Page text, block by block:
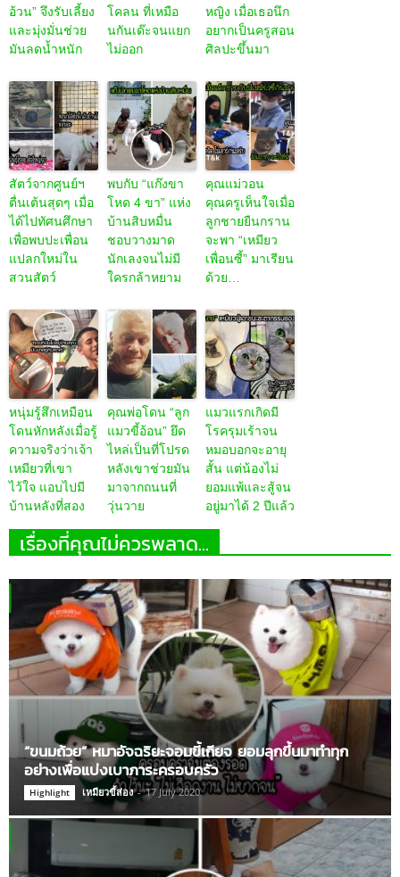
อ้วน” จึงรับเลี้ยง
และมุ่งมั่นช่วย
มันลดน้ำหนัก
โคลน ที่เหมือ
นกันเด๊ะจนแยก
ไม่ออก
หญิง เมื่อเธอนึก
อยากเป็นครูสอน
ศิลปะขึ้นมา
สัตว์จากศูนย์ฯ
ตื่นเต้นสุดๆ เมื่อ
ได้ไปทัศนศึกษา
เพื่อพบปะเพื่อน
แปลกใหม่ใน
สวนสัตว์
พบกับ “แก๊งขา
โหด 4 ขา” แห่ง
บ้านสิบหมื่น
ชอบวางมาด
นักเลงจนไม่มี
ใครกล้าหยาม
คุณแม่วอน
คุณครูเห็นใจเมื่อ
ลูกชายยืนกราน
จะพา “เหมียว
เพื่อนซี้” มาเรียน
ด้วย…
หนุ่มรู้สึกเหมือน
โดนหักหลังเมื่อรู้
ความจริงว่าเจ้า
เหมียวที่เขา
ไว้ใจ แอบไปมี
บ้านหลังที่สอง
คุณพ่อโดน “ลูก
แมวขี้อ้อน” ยึด
ไหล่เป็นที่โปรด
หลังเขาช่วยมัน
มาจากถนนที่
วุ่นวาย
แมวแรกเกิดมี
โรครุมเร้าจน
หมอบอกจะอายุ
สั้น แต่น้องไม่
ยอมแพ้และสู้จน
อยู่มาได้ 2 ปีแล้ว
เรื่องที่คุณไม่ควรพลาด...
“ขนมถ้วย” หมาอัจฉริยะจอมขี้เกียจ ยอมลุกขึ้นมาทำทุก
อย่างเพื่อแบ่งเบาภาระครอบครัว
Highlight เหมียวขี้ส่อง - 17 July 2020